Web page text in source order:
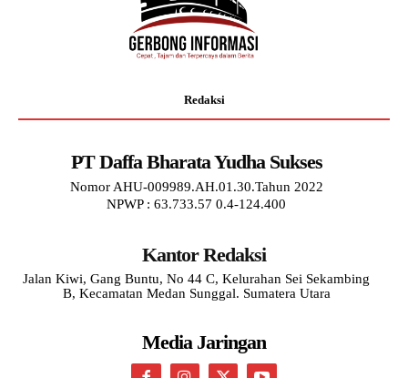
Redaksi
PT Daffa Bharata Yudha Sukses
Nomor AHU-009989.AH.01.30.Tahun 2022
NPWP : 63.733.57 0.4-124.400
Kantor Redaksi
Jalan Kiwi, Gang Buntu, No 44 C, Kelurahan Sei Sekambing
B, Kecamatan Medan Sunggal. Sumatera Utara
Media Jaringan